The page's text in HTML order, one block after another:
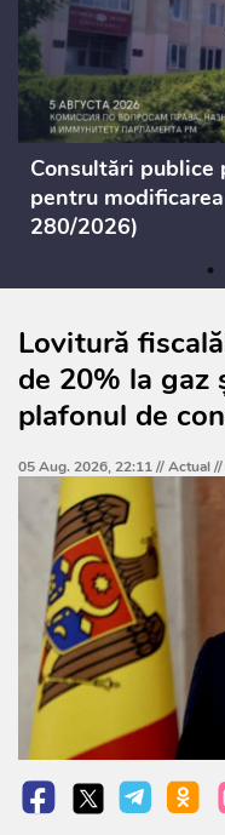
Consultări publice
pentru
280/2026)
Lovitură
de 20% la gaz
plafonul de
05 Aug. 2026, 22:11 //Actual//